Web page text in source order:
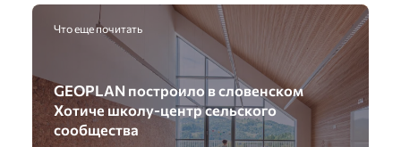
Что еще почитать
GEOPLAN построило в словенском
Хотиче школу-центр сельского
сообщества